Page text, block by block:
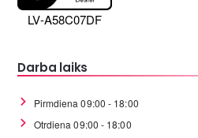
LV-A58C07DF
Darba laiks
Pirmdiena 09:00 - 18:00
Otrdiena 09:00 - 18:00